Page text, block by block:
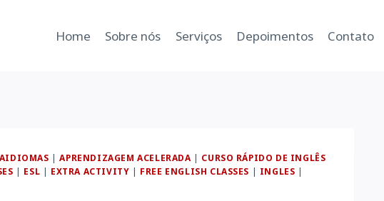
Home Sobre nós Serviços Depoimentos Contato
|APRENDIZAGEM ACELERADA | CURSO RÁPIDO DE INGLÊS
| ESL | EXTRA ACTIVITY | FREE ENGLISH CLASSES | INGLES |